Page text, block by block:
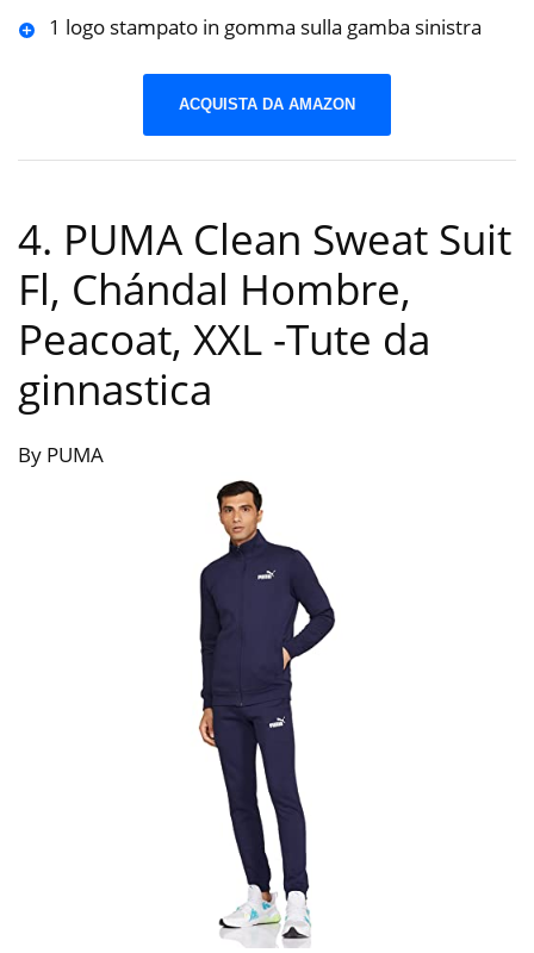
1 logo stampato in gomma sulla gamba sinistra
ACQUISTA DA AMAZON
4. PUMA Clean Sweat Suit
Fl, Chándal Hombre,
Peacoat, XXL -Tute da
ginnastica
By PUMA